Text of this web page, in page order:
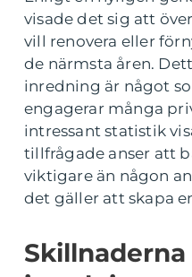
visade det sig att
vill renovera eller
de närmsta åren.
inredning är något
engagerar många
intressant statistik
tillfrågade anser att
viktigare än någon
det gäller att skapa